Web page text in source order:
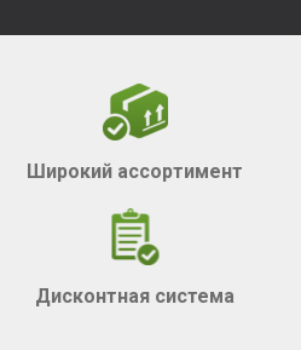
Широкий ассортимент
Дисконтная система